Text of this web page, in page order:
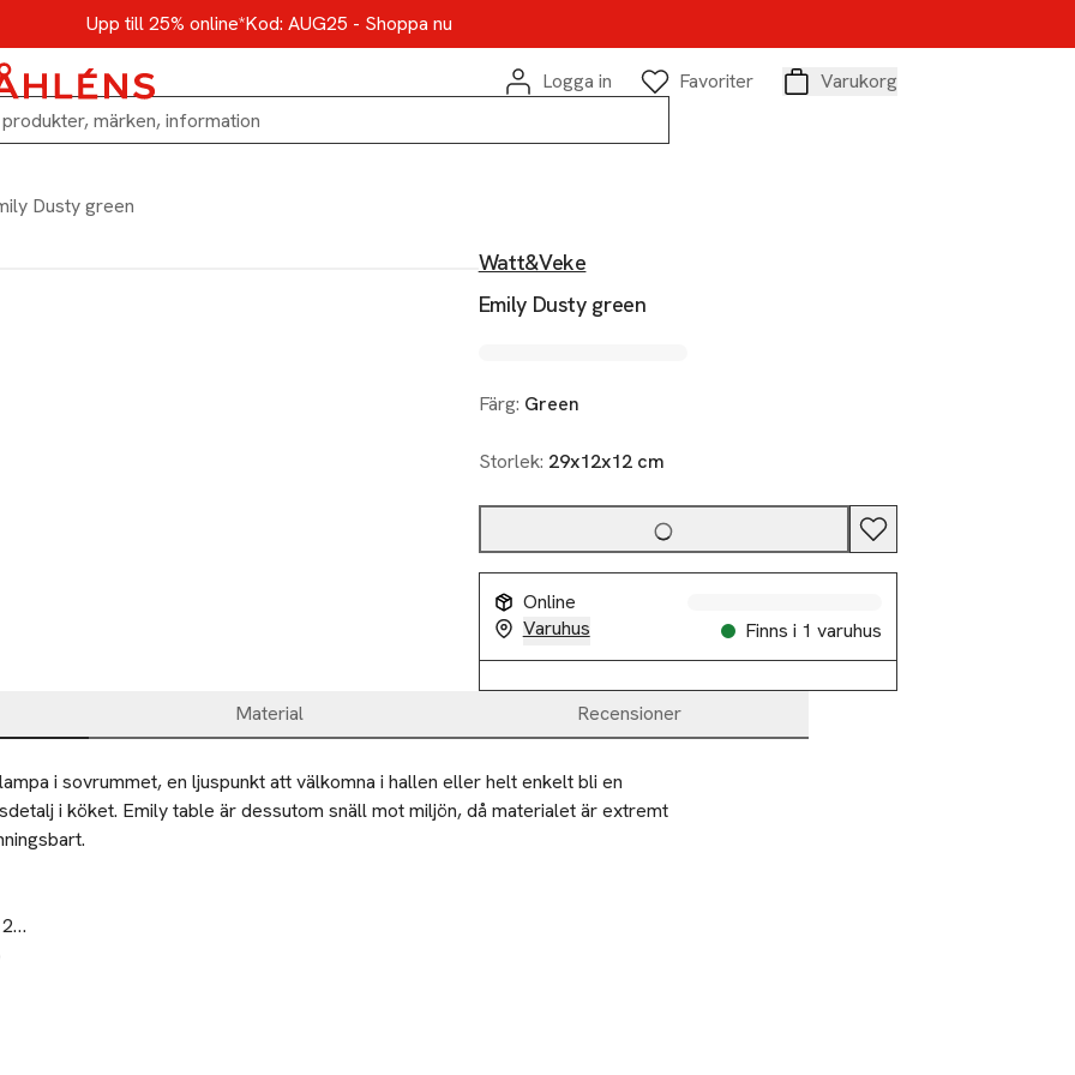
Upp till 25% online*Kod: AUG25 - Shoppa nu
Logga in
Favoriter
Varukorg
Dusty green
Watt&Veke
Emily Dusty green
Färg: Green
Storlek: 29x12x12 cm
Online
Varuhus
Finns i 1 varuhus
Material Recensioner
i sovrummet, en ljuspunkt att välkomna i hallen eller helt enkelt bli en
i köket. Emily table är dessutom snäll mot miljön, då materialet är extremt
218